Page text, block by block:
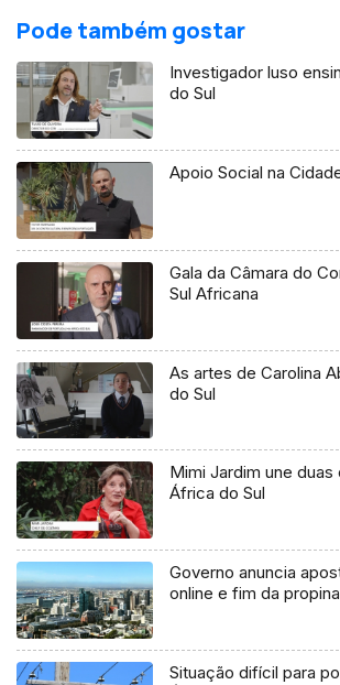
Pode também gostar
Investigador luso
do Sul
Apoio Social na
Gala da Câmara do
Sul Africana
As artes de Carolina
do Sul
Mimi Jardim une duas
África do Sul
Governo anuncia
online e fim da propina
Situação difícil para